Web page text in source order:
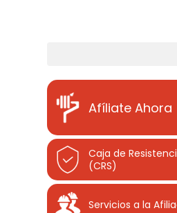
Afíliate Ahora
Caja de
(CRS)
Servicios a la